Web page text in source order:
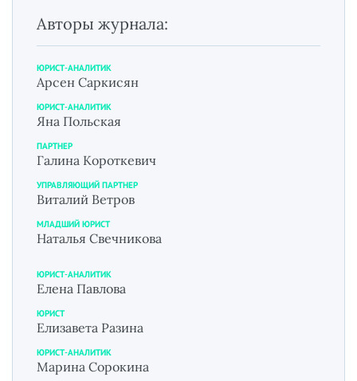
Авторы журнала:
ЮРИСТ-АНАЛИТИК
Арсен Саркисян
ЮРИСТ-АНАЛИТИК
Яна Польская
ПАРТНЕР
Галина Короткевич
УПРАВЛЯЮЩИЙ ПАРТНЕР
Виталий Ветров
МЛАДШИЙ ЮРИСТ
Наталья Свечникова
ЮРИСТ-АНАЛИТИК
Елена Павлова
ЮРИСТ
Елизавета Разина
ЮРИСТ-АНАЛИТИК
Марина Сорокина